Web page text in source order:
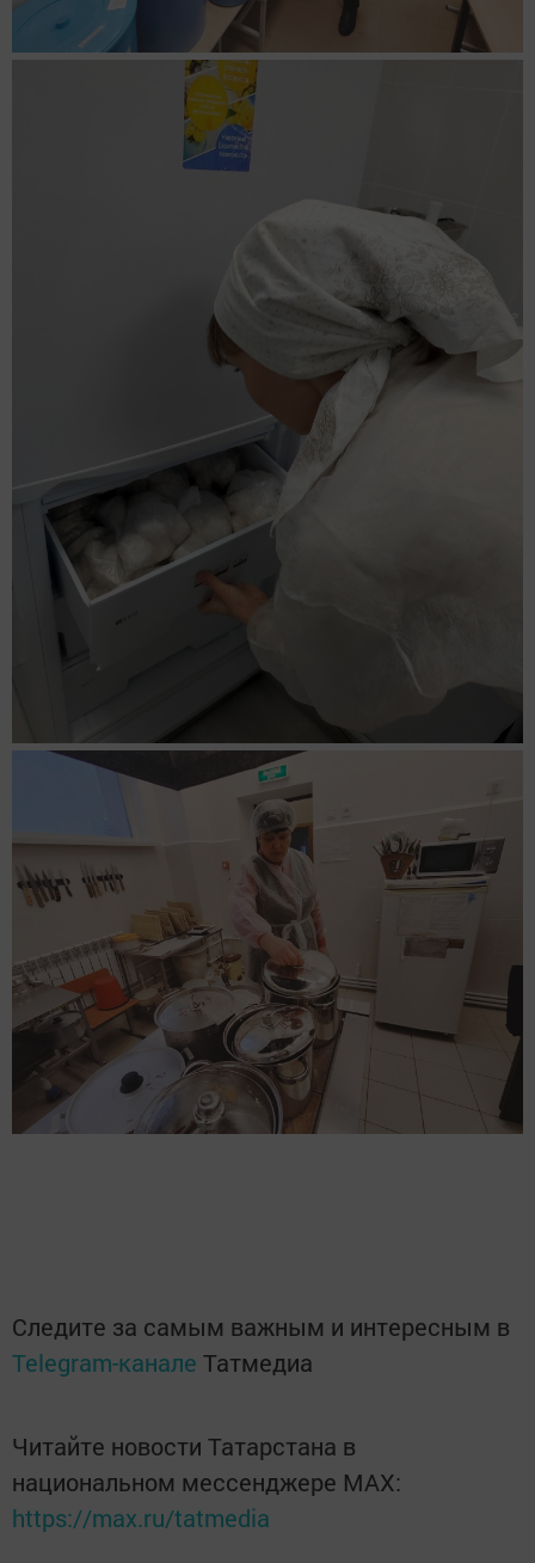
Следите за самым важным и интересным в
Telegram-канале Татмедиа
Читайте новости Татарстана в
национальном мессенджере MАХ:
https://max.ru/tatmedia